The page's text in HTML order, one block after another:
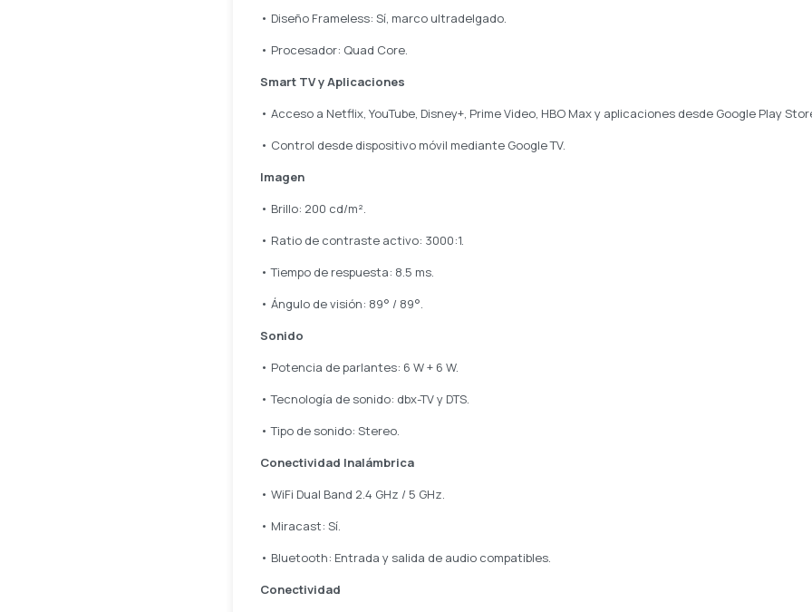
• Diseño Frameless: Sí, marco ultradelgado.
• Procesador: Quad Core.
Smart TV y Aplicaciones
• Acceso a Netflix, YouTube, Disney+, Prime Video, HBO Max y aplicaciones desde Google Play
• Control desde dispositivo móvil mediante Google TV.
Imagen
• Brillo: 200 cd/m².
• Ratio de contraste activo: 3000:1.
• Tiempo de respuesta: 8.5 ms.
• Ángulo de visión: 89° / 89°.
Sonido
• Potencia de parlantes: 6 W + 6 W.
• Tecnología de sonido: dbx-TV y DTS.
• Tipo de sonido: Stereo.
Conectividad Inalámbrica
• WiFi Dual Band 2.4 GHz / 5 GHz.
• Miracast: Sí.
• Bluetooth: Entrada y salida de audio compatibles.
Conectividad